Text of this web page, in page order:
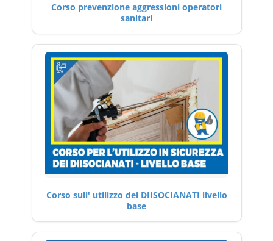
Corso prevenzione aggressioni operatori
sanitari
Corso sull' utilizzo dei DIISOCIANATI livello
base